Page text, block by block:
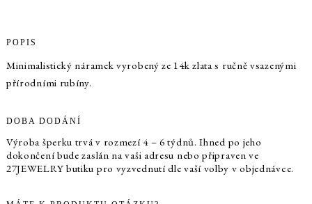
POPIS
Minimalistický náramek vyrobený ze 14k zlata s ručně vsazenými
přírodními rubíny.
DOBA DODÁNÍ
Výroba šperku trvá v rozmezí 4 – 6 týdnů. Ihned po jeho
dokončení bude zaslán na vaši adresu nebo připraven ve
27JEWELRY butiku pro vyzvednutí dle vaší volby v objednávce.